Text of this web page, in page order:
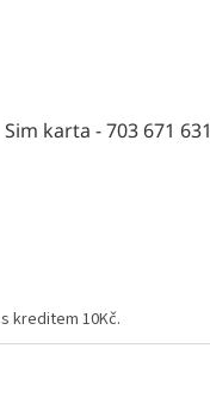
Sim karta - 703 671 631
kreditem 10Kč.